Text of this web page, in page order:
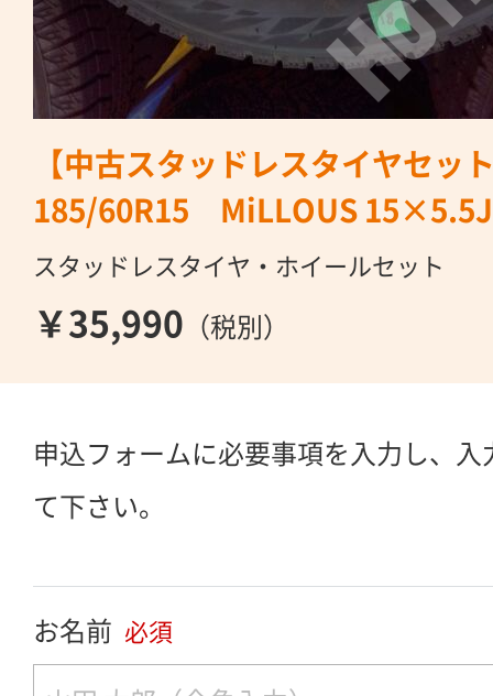
【中古スタッドレスタイヤセッ
185/60R15 MiLLOUS
スタッドレスタイヤ・ホイールセット
￥35,990 （税別）
申込フォームに必要事項を入力し、
て下さい。
お名前 必須